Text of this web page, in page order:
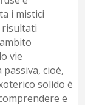
i mistici
vie
cioè,
solido è
e